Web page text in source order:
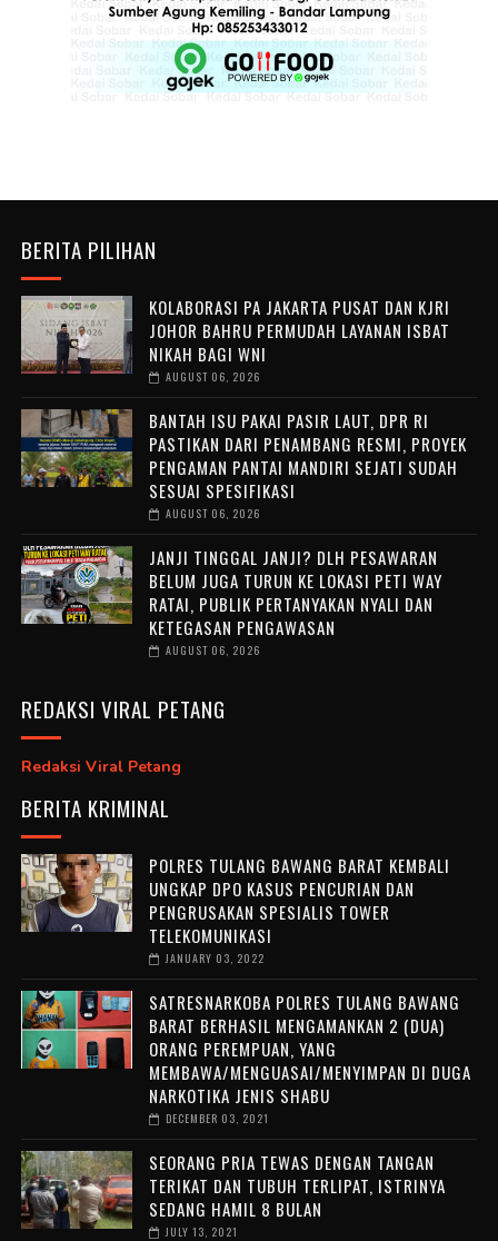
BERITA PILIHAN
KOLABORASI PA JAKARTA PUSAT DAN KJRI
JOHOR BAHRU PERMUDAH LAYANAN ISBAT
NIKAH BAGI WNI
AUGUST 06, 2026
BANTAH ISU PAKAI PASIR LAUT, DPR RI
PASTIKAN DARI PENAMBANG RESMI, PROYEK
PENGAMAN PANTAI MANDIRI SEJATI SUDAH
SESUAI SPESIFIKASI
AUGUST 06, 2026
JANJI TINGGAL JANJI? DLH PESAWARAN
BELUM JUGA TURUN KE LOKASI PETI WAY
RATAI, PUBLIK PERTANYAKAN NYALI DAN
KETEGASAN PENGAWASAN
AUGUST 06, 2026
REDAKSI VIRAL PETANG
Redaksi Viral Petang
BERITA KRIMINAL
POLRES TULANG BAWANG BARAT KEMBALI
UNGKAP DPO KASUS PENCURIAN DAN
PENGRUSAKAN SPESIALIS TOWER
TELEKOMUNIKASI
JANUARY 03, 2022
SATRESNARKOBA POLRES TULANG BAWANG
BARAT BERHASIL MENGAMANKAN 2 (DUA)
ORANG PEREMPUAN, YANG
MEMBAWA/MENGUASAI/MENYIMPAN DI DUGA
NARKOTIKA JENIS SHABU
DECEMBER 03, 2021
SEORANG PRIA TEWAS DENGAN TANGAN
TERIKAT DAN TUBUH TERLIPAT, ISTRINYA
SEDANG HAMIL 8 BULAN
JULY 13, 2021